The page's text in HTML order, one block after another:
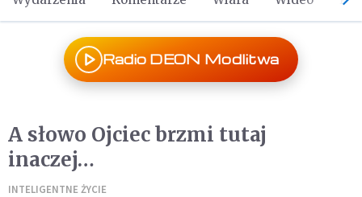
Radio DEON Modlitwa
A słowo Ojciec brzmi tutaj
inaczej…
INTELIGENTNE ŻYCIE